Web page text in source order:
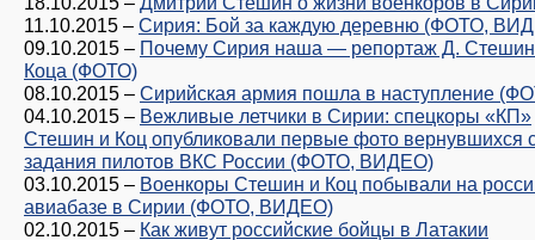
11.10.2015 – Сирия: Бой за каждую деревню (ФОТО,
09.10.2015 – Почему Сирия наша — репортаж Д.
Коца (ФОТО)
08.10.2015 – Сирийская армия пошла в наступление
04.10.2015 – Вежливые летчики в Сирии: спецкоры «КП»
Стешин и Коц опубликовали первые фото вернувшихся
задания пилотов ВКС России (ФОТО, ВИДЕО)
03.10.2015 – Военкоры Стешин и Коц побывали на
авиабазе в Сирии (ФОТО, ВИДЕО)
02.10.2015 – Как живут российские бойцы в Латакии